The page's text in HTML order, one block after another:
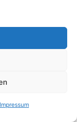
Impressum
von den